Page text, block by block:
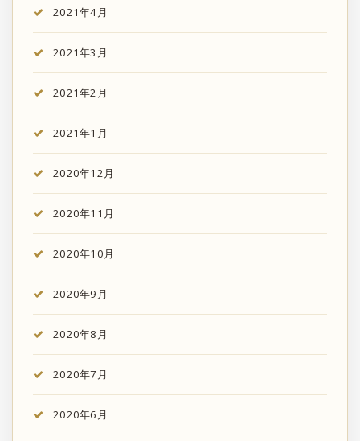
2021年4月
2021年3月
2021年2月
2021年1月
2020年12月
2020年11月
2020年10月
2020年9月
2020年8月
2020年7月
2020年6月